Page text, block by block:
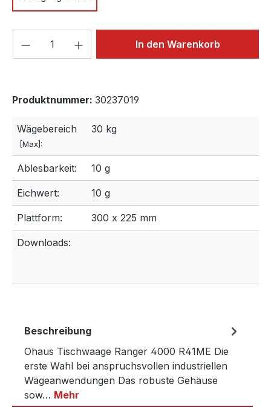
Produkt Anzahl: Gib denIn den Warenkorb
Produktnummer: 30237019
Wägebereich
[Max]:
30 kg
Ablesbarkeit: 10 g
Eichwert: 10 g
Plattform: 300 x 225 mm
Downloads:
Beschreibung
Ohaus Tischwaage Ranger 4000 R41ME Die
erste Wahl bei anspruchsvollen industriellen
Wägeanwendungen Das robuste Gehäuse
sow… Mehr